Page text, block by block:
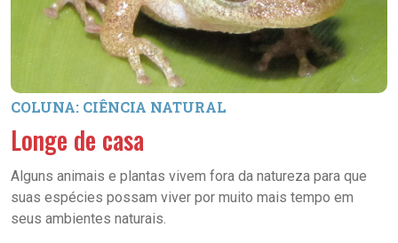
COLUNA: CIÊNCIA NATURAL
Longe de casa
Alguns animais e plantas vivem fora da natureza para que
suas espécies possam viver por muito mais tempo em
seus ambientes naturais.